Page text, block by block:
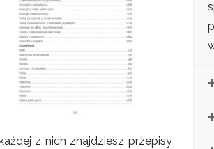
z nich znajdziesz przepisy